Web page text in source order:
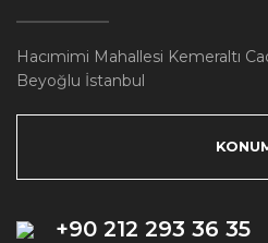
Hacımimi Mahallesi Kemeraltı
Beyoğlu İstanbul
+90 212 293 36 35